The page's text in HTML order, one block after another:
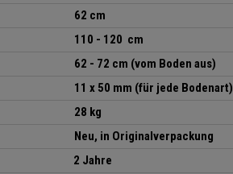
62 cm
110 - 120 cm
62 - 72 cm (vom Boden aus)
11 x 50 mm (für jede Bodenart)
28 kg
Neu, in Originalverpackung
2 Jahre